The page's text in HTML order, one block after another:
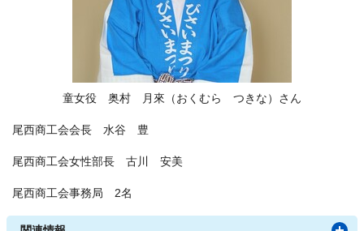
童女役 奥村 月來（おくむら つきな）さん
尾西商工会会長 水谷 豊
尾西商工会女性部長 古川 安美
尾西商工会事務局 2名